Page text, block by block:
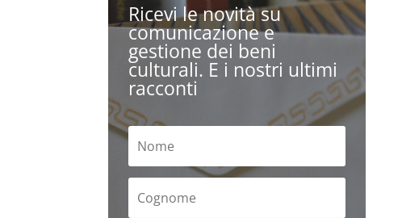
Ricevi le novità su
comunicazione e
gestione dei beni
culturali. E i nostri ultimi
racconti